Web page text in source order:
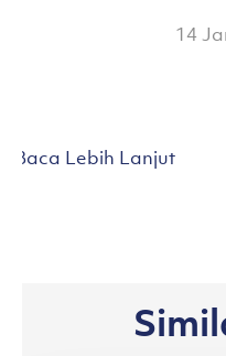
14
Baca Lebih Lanjut